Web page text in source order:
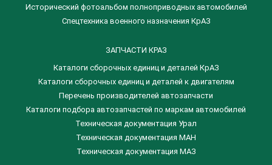
Исторический фотоальбом полноприводных автомобилей
Спецтехника военного назначения КрАЗ
ЗАПЧАСТИ КРАЗ
Каталоги сборочных единиц и деталей КрАЗ
​Каталоги сборочных единиц и деталей к двигателям
Перечень производителей автозапчасти
Каталоги подбора автозапчастей по маркам автомобилей
Техническая документация Урал
Техническая документация МАН
Техническая документация МАЗ